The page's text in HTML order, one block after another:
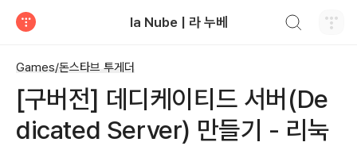
la Nube | 라 누베
Games/돈스타브 투게더
[구버전] 데디케이티드 서버(De
dicated Server) 만들기 - 리눅